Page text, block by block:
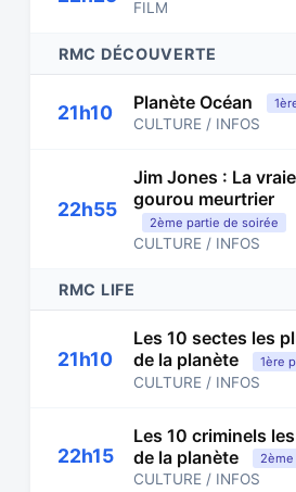
FILM
RMC DÉCOUVERTE
21h10 Planète Océan
CULTURE / INFOS
22h55
Jim Jones : La
gourou meurtrier
2ème partie de soirée
CULTURE / INFOS
RMC LIFE
21h10
Les 10 sectes les
de la planète
1ère
CULTURE / INFOS
22h15
Les 10 criminels
de la planète
CULTURE / INFOS